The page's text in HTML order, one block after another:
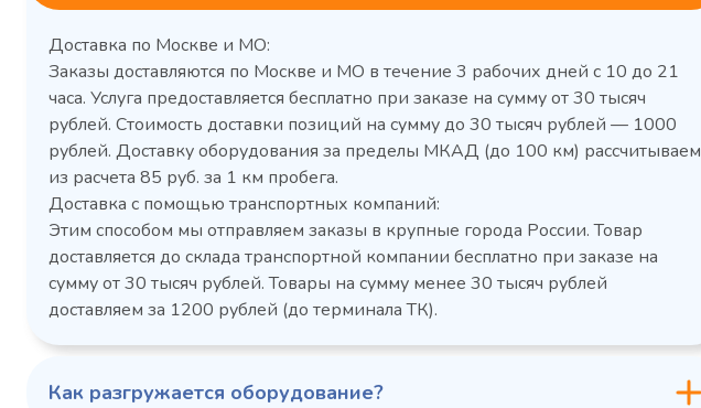
Холодильный шкаф Polair
CM105-G из нержавеющей
стали
Расход
электроэнергии за
сутки, кВт/ч, не
3,5
размеры (Д х Ш х В),
Холодильный стол Polair
TM2-G
среднетемпературный
Артикул 1050421d
Габаритные
размеры (Д х Ш х В),
мм
1200x605x850/91
0
Серия столов
Grande -
Доставка по Москве и МО:
Заказы доставляются по Москве и МО в течение 3 рабочих дней с 10 до 21
часа. Услуга предоставляется бесплатно при заказе на сумму от 30 тысяч
рублей. Стоимость доставки позиций на сумму до 30 тысяч рублей — 1000
рублей. Доставку оборудования за пределы МКАД (до 100 км) рассчитываем
из расчета 85 руб. за 1 км пробега.
Доставка с помощью транспортных компаний:
Этим способом мы отправляем заказы в крупные города России. Товар
доставляется до склада транспортной компании бесплатно при заказе на
сумму от 30 тысяч рублей. Товары на сумму менее 30 тысяч рублей
доставляем за 1200 рублей (до терминала ТК).
Как разгружается оборудование?